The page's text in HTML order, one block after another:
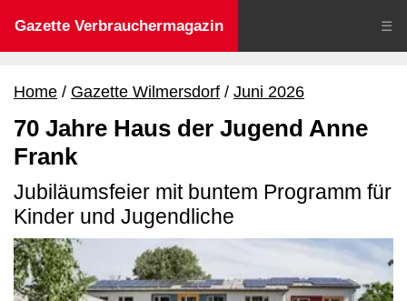
Gazette Verbrauchermagazin ☰
Home Gazette Wilmersdorf Juni 2026
70 Jahre Haus der Jugend Anne
Frank
Jubiläumsfeier mit buntem Programm für
Kinder und Jugendliche